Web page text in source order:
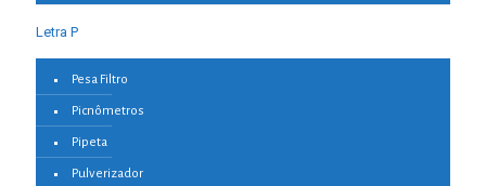
Letra P
Pesa Filtro
Picnômetros
Pipeta
Pulverizador